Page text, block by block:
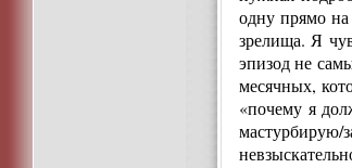
одну прямо на
зрелища. Я
эпизод не
месячных,
«почему я
мастурбирую/